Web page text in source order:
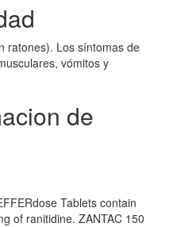
ratones). Los síntomas de
vómitos y
de
Tablets contain
of ranitidine. ZANTAC 150